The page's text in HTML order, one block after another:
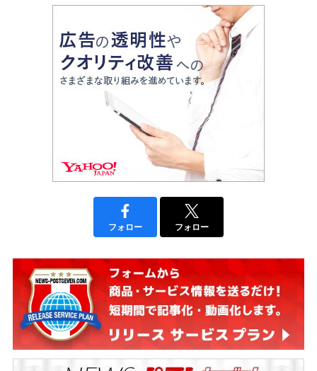
フォロー フォロー